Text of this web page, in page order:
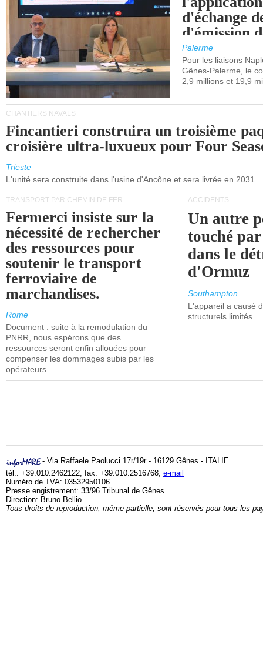
d'échange
d'émission
(SEQE-UE)
maritimes
occidentale.
Palerme
Pour les liaisons
Gênes-Palerme, le
2,9 millions et 19,9
CHANTIERS NAVALS
Fincantieri construira un troisième
croisière ultra-luxueux pour Four
Trieste
L'unité sera construite dans l'usine d'Ancône et sera livrée en 2031.
TRANSPORT PAR CHEMIN DE FER
Fermerci insiste sur la
nécessité de rechercher
des ressources pour
soutenir le transport
ferroviaire de
marchandises.
Rome
Document : suite à la remodulation du
PNRR, nous espérons que des
ressources seront enfin allouées pour
compenser les dommages subis par les
opérateurs.
ACCIDENTS
Un autre
touché
dans le
d'Ormuz
Southampton
L'appareil a causé
structurels limités.
- Via Raffaele Paolucci 17r/19r - 16129 Gênes - ITALIE
tél.: +39.010.2462122, fax: +39.010.2516768, e-mail
Numéro de TVA: 03532950106
Presse engistrement: 33/96 Tribunal de Gênes
Direction: Bruno Bellio
Tous droits de reproduction, même partielle, sont réservés pour tous les